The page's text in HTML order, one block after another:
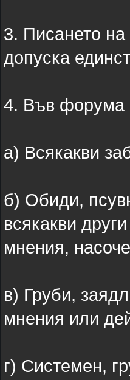
3. Писането
допуска
4. Във форума
а) Всякакви
б) Обиди,
всякакви
мнения,
в) Груби,
мнения или
г) Системен,